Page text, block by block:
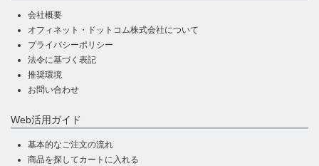
会社概要
オフィネット・ドットコム株式会社について
プライバシーポリシー
法令に基づく表記
推奨環境
お問い合わせ
Web活用ガイド
基本的なご注文の流れ
商品を探してカートに入れる